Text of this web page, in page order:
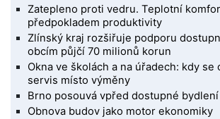
Zatepleno proti vedru. Teplotní
předpokladem produktivity
Zlínský kraj rozšiřuje podporu
obcím půjčí 70 milionů korun
Okna ve školách a na úřadech: kdy se
servis místo výměny
Brno posouvá vpřed dostupné bydlení
Obnova budov jako motor ekonomiky